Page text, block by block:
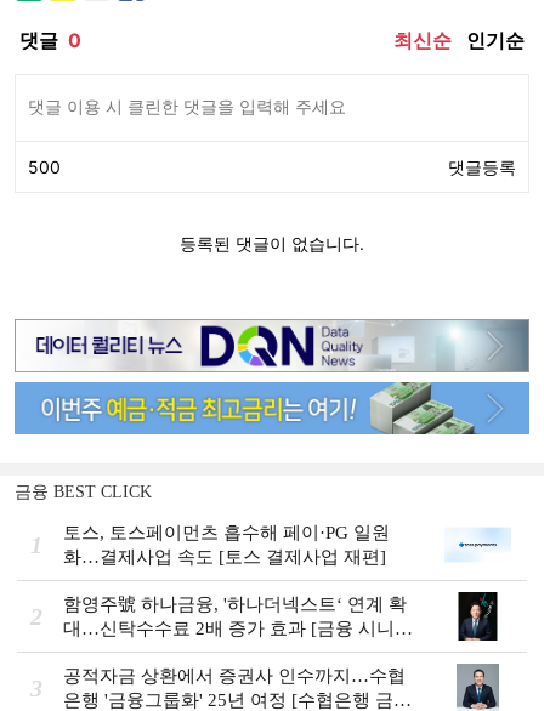
금융 BEST CLICK
1
토스, 토스페이먼츠 흡수해 페이·PG 일원
화…결제사업 속도 [토스 결제사업 재편]
2
함영주號 하나금융, '하나더넥스트‘ 연계 확
대…신탁수수료 2배 증가 효과 [금융 시니어
비즈니스 돋보기]
3
공적자금 상환에서 증권사 인수까지…수협
은행 '금융그룹화' 25년 여정 [수협은행 금융